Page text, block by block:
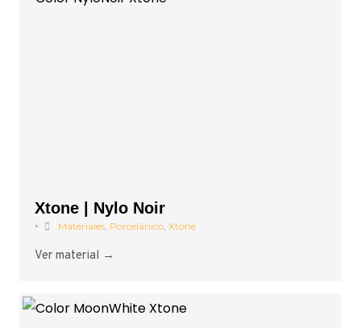
Xtone | Nylo Noir
• Materiales, Porcelánico, Xtone
Ver material →